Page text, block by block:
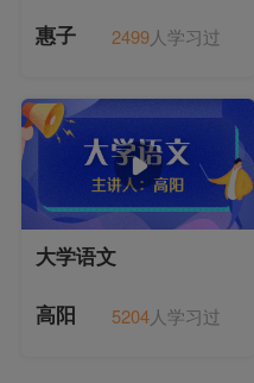
惠子 2499人学习过
大学语文
高阳 5204人学习过